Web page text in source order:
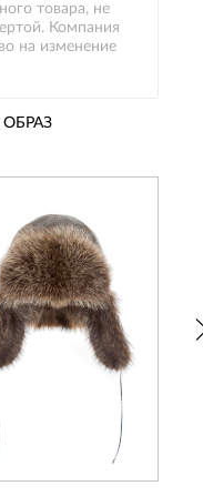
товара, не
Компания
на изменение